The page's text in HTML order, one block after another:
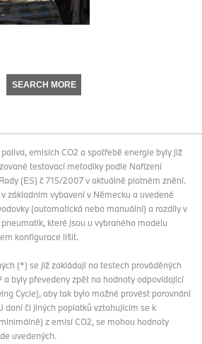
SEARCH MORE
emisích CO2 a spotřebě energie byly již
testovací metodiky podle Nařízení
(ES) č 715/2007 v aktuálně platném znění.
základním vybavení v Německu a uvedené
(automatická nebo manuální) a rozdíly v
které jsou u vybraného modelu
konfigurace lišit.
(*) se již zakládají na testech prováděných
a byly převedeny zpět na hodnoty odpovídající
Cycle), aby tak bylo možné provést porovnání
daní či jiných poplatků vztahujícím se k
z emisí CO2, se mohou hodnoty
uvedených.